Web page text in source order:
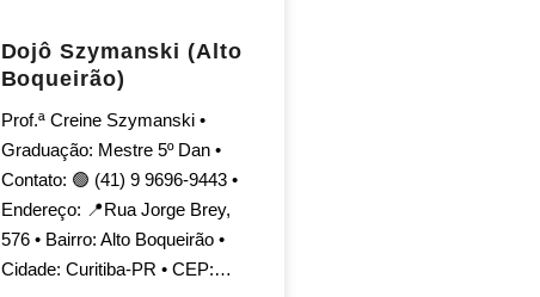
Dojô Szymanski (Alto
Boqueirão)
Prof.ª Creine Szymanski •
Graduação: Mestre 5º Dan •
Contato: 🟢 (41) 9 9696-9443 •
Endereço: 📍Rua Jorge Brey,
576 • Bairro: Alto Boqueirão •
Cidade: Curitiba-PR • CEP:…